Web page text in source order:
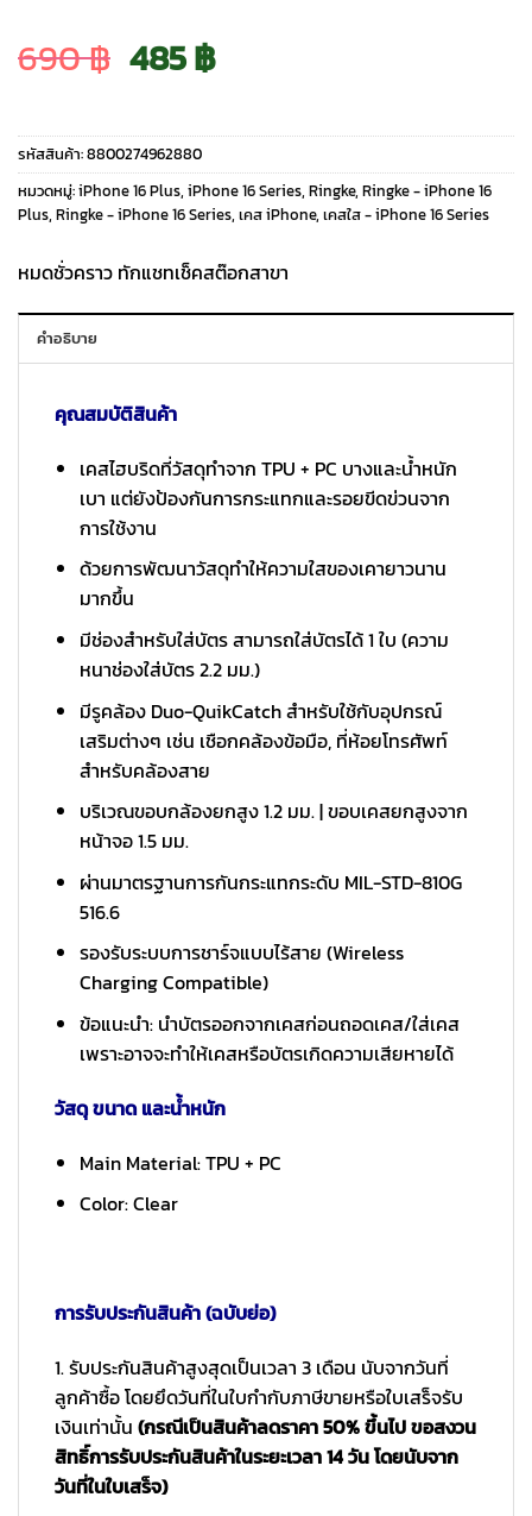
690฿ Original
price
was:
690 ฿.
485฿Current
price
is:
485 ฿.
รหัสสินค้า:8800274962880
หมวดหมู่:iPhone 16 Plus, iPhone 16 Series, Ringke, Ringke - iPhone 16
Plus, Ringke - iPhone 16 Series, เคส iPhone, เคสใส - iPhone 16 Series
หมดชั่วคราว ทักแชทเช็คสต๊อกสาขา
คำอธิบาย
คุณสมบัติสินค้า
เคสไฮบริดที่วัสดุทำจาก TPU + PC บางและน้ำหนัก
เบา แต่ยังป้องกันการกระแทกและรอยขีดข่วนจาก
การใช้งาน
ด้วยการพัฒนาวัสดุทำให้ความใสของเคายาวนาน
มากขึ้น
มีช่องสำหรับใส่บัตร สามารถใส่บัตรได้ 1 ใบ (ความ
หนาช่องใส่บัตร 2.2 มม.)
มีรูคล้อง Duo-QuikCatch สำหรับใช้กับอุปกรณ์
เสริมต่างๆ เช่น เชือกคล้องข้อมือ, ที่ห้อยโทรศัพท์
สำหรับคล้องสาย
บริเวณขอบกล้องยกสูง 1.2 มม. | ขอบเคสยกสูงจาก
หน้าจอ 1.5 มม.
ผ่านมาตรฐานการกันกระแทกระดับ MIL-STD-810G
516.6
รองรับระบบการชาร์จแบบไร้สาย (Wireless
Charging Compatible)
ข้อแนะนำ: นำบัตรออกจากเคสก่อนถอดเคส/ใส่เคส
เพราะอาจจะทำให้เคสหรือบัตรเกิดความเสียหายได้
วัสดุ ขนาด และน้ำหนัก
Main Material: TPU + PC
Color: Clear
การรับประกันสินค้า (ฉบับย่อ)
1. รับประกันสินค้าสูงสุดเป็นเวลา 3 เดือน นับจากวันที่
ลูกค้าซื้อ โดยยึดวันที่ในใบกำกับภาษีขายหรือใบเสร็จรับ
เงินเท่านั้น (กรณีเป็นสินค้าลดราคา 50% ขึ้นไป ขอสงวน
สิทธิ์การรับประกันสินค้าในระยะเวลา 14 วัน โดยนับจาก
วันที่ในใบเสร็จ)